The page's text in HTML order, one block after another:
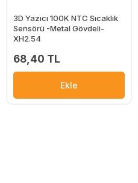
3D Yazıcı 100K NTC Sıcaklık
Sensörü -Metal Gövdeli-
XH2.54
68,40 TL
Ekle